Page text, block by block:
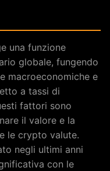
una funzione
globale, fungendo
macroeconomiche e
a tassi di
fattori sono
il valore e la
le crypto valute.
negli ultimi anni
con le